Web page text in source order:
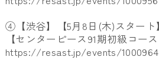
④【渋谷】【5月8日(木)スタート】
【センターピース91期初級コース
https://resast.jp/events/1000964